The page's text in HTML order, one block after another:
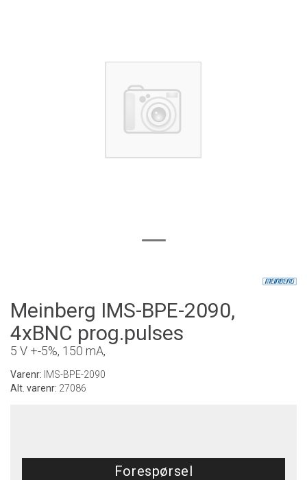
Meinberg IMS-BPE-2090,
4xBNC prog.pulses
5 V +-5%, 150 mA,
Varenr: IMS-BPE-2090
Alt. varenr: 27086
Forespørsel